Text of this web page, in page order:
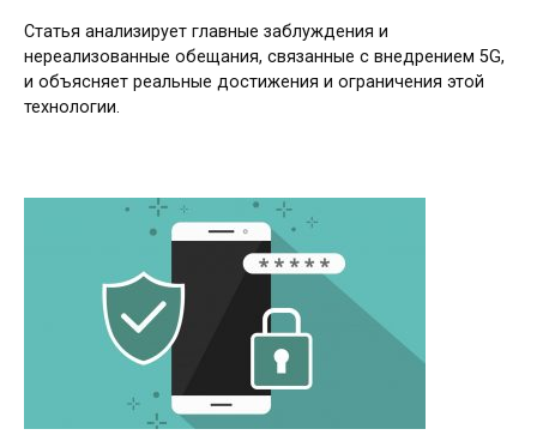
Статья анализирует главные заблуждения и
нереализованные обещания, связанные с внедрением 5G,
и объясняет реальные достижения и ограничения этой
технологии.